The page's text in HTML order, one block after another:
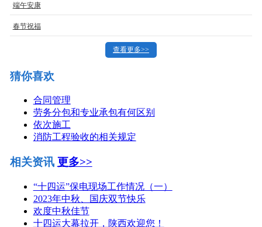
端午安康
春节祝福
查看更多>>
猜你喜欢
合同管理
劳务分包和专业承包有何区别
依次施工
消防工程验收的相关规定
相关资讯 更多>>
“十四运”保电现场工作情况（一）
2023年中秋、国庆双节快乐
欢度中秋佳节
十四运大幕拉开，陕西欢迎您！